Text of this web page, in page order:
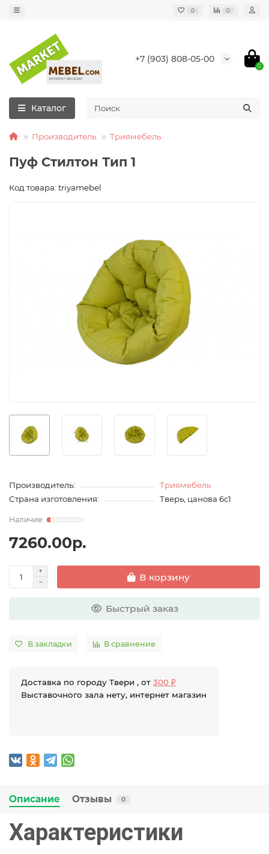
0 0
+7 (903) 808-05-00
0
Каталог
Производитель Триямебель
Пуф Стилтон Тип 1
Код товара: triyamebel
Производитель:
Триямебель
Страна изготовления:
Тверь, цанова 6с1
7260.00р.
В корзину
Быстрый заказ
В закладки В сравнение
Доставка по городу Твери , от 300 ₽
Выставочного зала нету, интернет магазин
Описание Отзывы 0
Характеристики